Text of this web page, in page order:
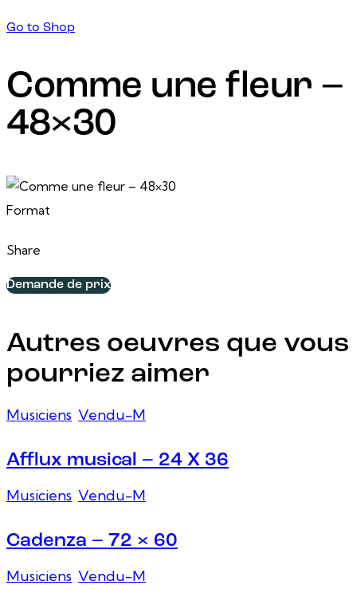
Go to Shop
Comme une fleur –
48×30
Format
Share
Demande de prix
Autres oeuvres que vous
pourriez aimer
Musiciens Vendu-M
Afflux musical – 24 X 36
Musiciens Vendu-M
Cadenza – 72 × 60
Musiciens Vendu-M